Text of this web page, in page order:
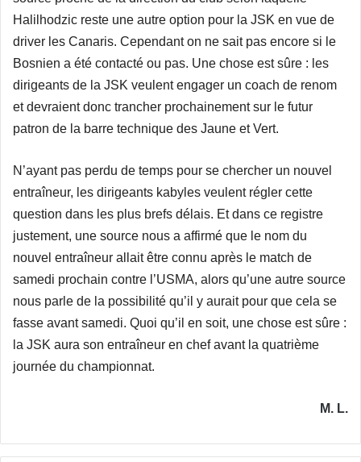
Halilhodzic reste une autre option pour la JSK en vue de
driver les Canaris. Cependant on ne sait pas encore si le
Bosnien a été contacté ou pas. Une chose est sûre : les
dirigeants de la JSK veulent engager un coach de renom
et devraient donc trancher prochainement sur le futur
patron de la barre technique des Jaune et Vert.
N’ayant pas perdu de temps pour se chercher un nouvel
entraîneur, les dirigeants kabyles veulent régler cette
question dans les plus brefs délais. Et dans ce registre
justement, une source nous a affirmé que le nom du
nouvel entraîneur allait être connu après le match de
samedi prochain contre l’USMA, alors qu’une autre source
nous parle de la possibilité qu’il y aurait pour que cela se
fasse avant samedi. Quoi qu’il en soit, une chose est sûre :
la JSK aura son entraîneur en chef avant la quatrième
journée du championnat.
M. L.